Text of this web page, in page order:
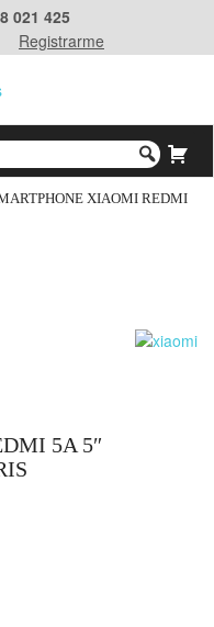
021 425
Registrarme
XIAOMI REDMI
5A 5″